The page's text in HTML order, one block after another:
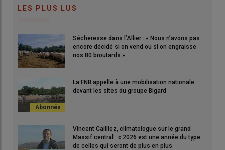
LES PLUS LUS
Sécheresse dans l’Allier : « Nous n’avons pas
encore décidé si on vend ou si on engraisse
nos 80 broutards »
La FNB appelle à une mobilisation nationale
devant les sites du groupe Bigard
Vincent Cailliez, climatologue sur le grand
Massif central : « 2026 est une année du type
de celles qui seront de plus en plus